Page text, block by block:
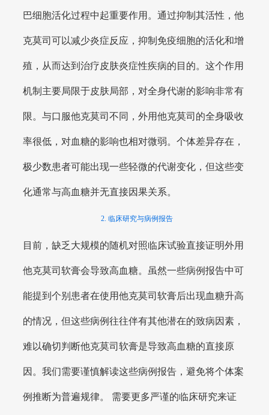
巴细胞活化过程中起重要作用。通过抑制其活性，他
克莫司可以减少炎症反应，抑制免疫细胞的活化和增
殖，从而达到治疗皮肤炎症性疾病的目的。这个作用
机制主要局限于皮肤局部，对全身代谢的影响非常有
限。与口服他克莫司不同，外用他克莫司的全身吸收
率很低，对血糖的影响也相对微弱。个体差异存在，
极少数患者可能出现一些轻微的代谢变化，但这些变
化通常与高血糖并无直接因果关系。
2. 临床研究与病例报告
目前，缺乏大规模的随机对照临床试验直接证明外用
他克莫司软膏会导致高血糖。虽然一些病例报告中可
能提到个别患者在使用他克莫司软膏后出现血糖升高
的情况，但这些病例往往伴有其他潜在的致病因素，
难以确切判断他克莫司软膏是导致高血糖的直接原
因。我们需要谨慎解读这些病例报告，避免将个体案
例推断为普遍规律。 需要更多严谨的临床研究来证